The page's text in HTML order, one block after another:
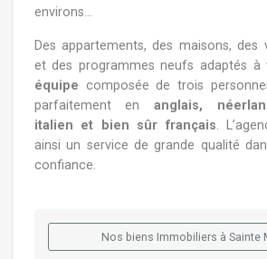
environs...
Des appartements, des maisons, des
et des programmes neufs adaptés à
équipe composée de trois
parfaitement en anglais,
italien et bien sûr français .
ainsi un service de grande qualité
confiance.
Nos biens Immobiliers à Sainte